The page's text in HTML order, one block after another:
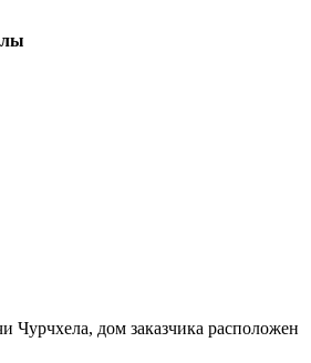
Чурчхела, дом заказчика расположен